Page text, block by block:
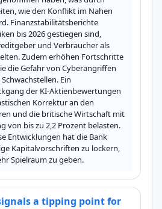
wie den Konflikt im Nahen
Finanzstabilitätsberichte
bis 2026 gestiegen sind,
und Verbraucher als
Zudem erhöhen Fortschritte
die Gefahr von Cyberangriffen
Ein
der KI-Aktienbewertungen
Korrektur an den
und die britische Wirtschaft mit
von bis zu 2,2 Prozent belasten.
Entwicklungen hat die Bank
Kapitalvorschriften zu lockern,
Spielraum zu geben.
a tipping point for